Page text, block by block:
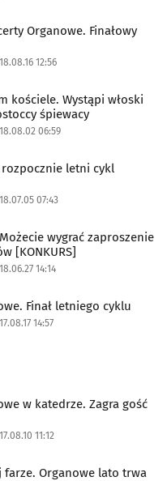
Organowe. Finałowy
12:56
kościele. Wystąpi włoski
śpiewacy
06:59
letni cykl
07:43
wygrać zaproszenie
[KONKURS]
14:14
Finał letniego cyklu
14:57
w katedrze. Zagra gość
11:12
farze. Organowe lato trwa